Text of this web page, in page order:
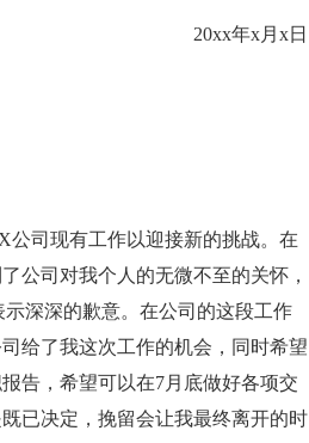
20xx年x月x日
司现有工作以迎接新的挑战。在
公司对我个人的无微不至的关怀，
深深的歉意。在公司的这段工作
给了我这次工作的机会，同时希望
告，希望可以在7月底做好各项交
已决定，挽留会让我最终离开的时